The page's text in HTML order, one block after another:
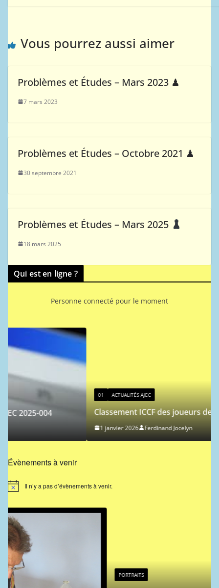
Vous pourrez aussi aimer
Problèmes et Études – Mars 2023 ♟
7 mars 2023
Problèmes et Études – Octobre 2021 ♟
30 septembre 2021
Problèmes et Études – Mars 2025
18 mars 2025
Qui est en ligne ?
Personne connecté pour le moment
Classement ICCF des joueurs de l’AJEC – 2026/1
Ferdinand Jocelyn
Évènements à venir
N
i
c
e
Il n’y a pas d’évènements à venir.